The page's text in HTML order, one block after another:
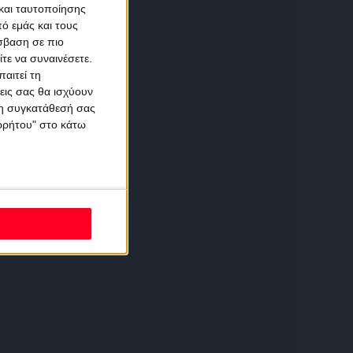
ταυτοποίησης
εμάς και τους
σε πιο
να συναινέσετε.
τη
σας θα ισχύουν
συγκατάθεσή σας
στο κάτω